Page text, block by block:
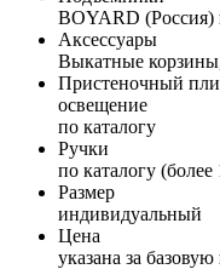
BOYARD (Россия)
Аксессуары
Выкатные
Пристеночный
освещение
по каталогу
Ручки
по каталогу
Размер
индивидуальный
Цена
указана за